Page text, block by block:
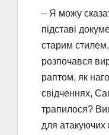
– Я можу
підставі
старим
розпочався
раптом, як
свідченнях,
трапилося?
для атакуючих